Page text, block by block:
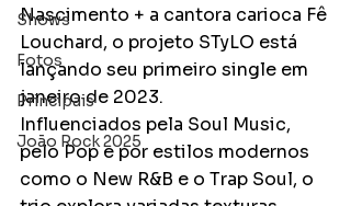
Shows
Fotos
Principais
João Rock 2025
Nascimento + a cantora carioca Fê
Louchard, o projeto STyLO está
lançando seu primeiro single em
janeiro de 2023.
Influenciados pela Soul Music,
pelo Pop e por estilos modernos
como o New R&B e o Trap Soul, o